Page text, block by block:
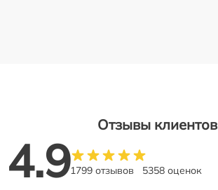
Отзывы клиентов
4.91799 отзывов 5358 оценок